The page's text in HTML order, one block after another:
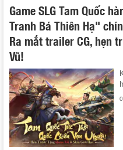
Game SLG Tam Quốc
Tranh Bá Thiên Hạ"
Ra mắt trailer CG, hẹn
Vũ!